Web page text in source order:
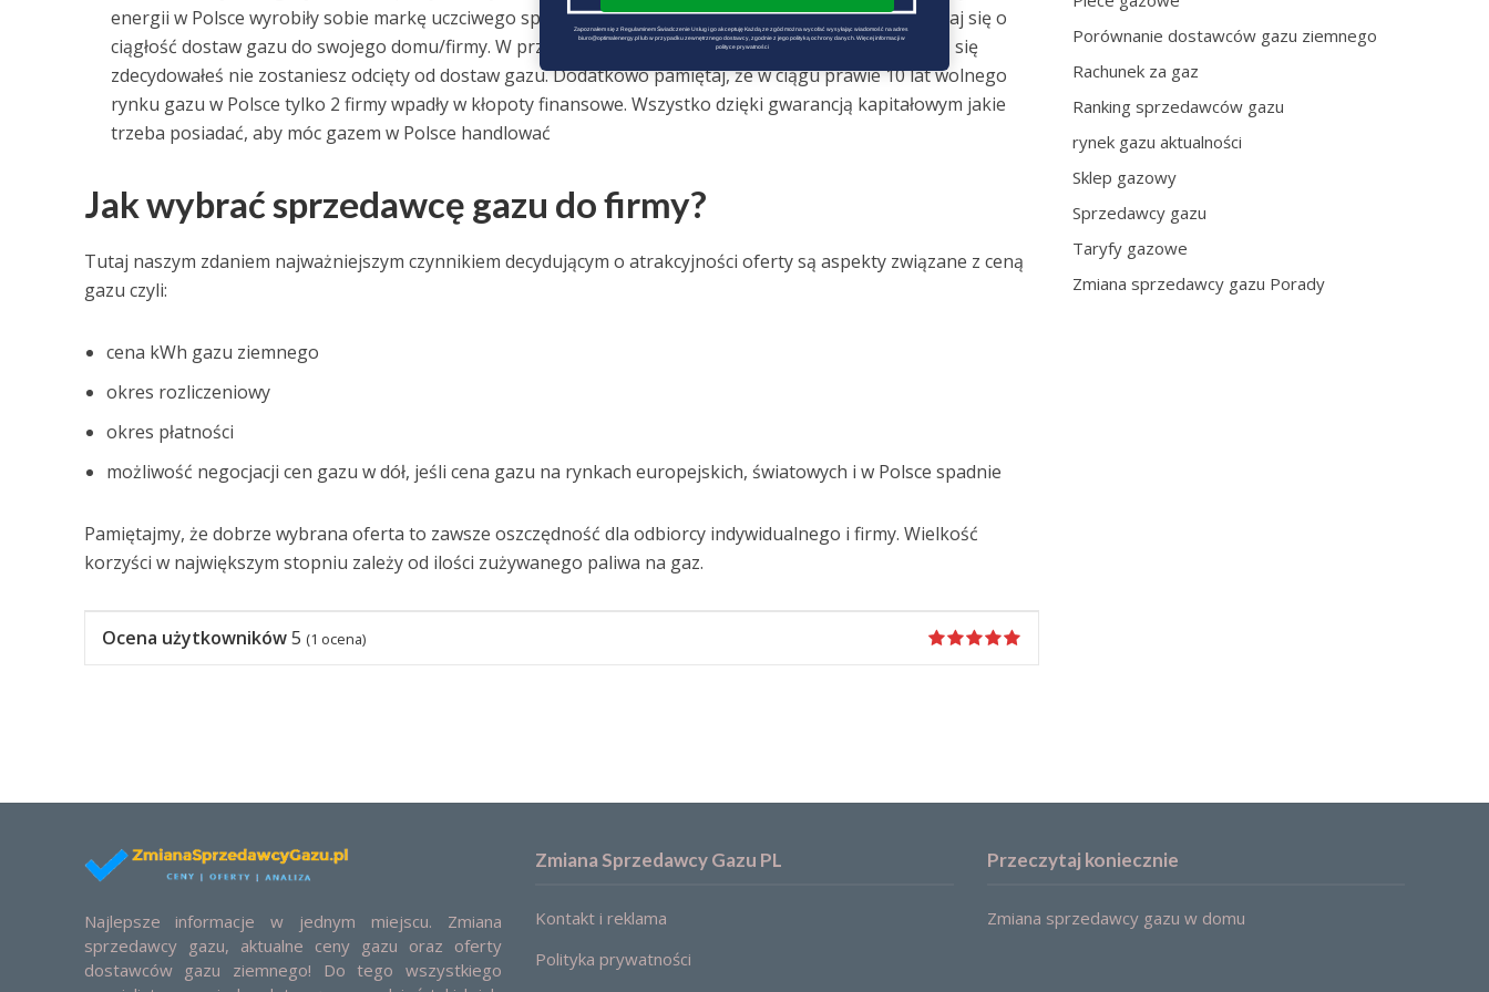
energii w Polsce wyrobiły sobie markę uczciwego sprzedawcy gazu ziemnego. Jednocześnie nie obawiaj się o
ciągłość dostaw gazu do swojego domu/firmy. W przypadku ewentualnych problemów firmy, na którą się
zdecydowałeś nie zostaniesz odcięty od dostaw gazu. Dodatkowo pamiętaj, że w ciągu prawie 10 lat wolnego
rynku gazu w Polsce tylko 2 firmy wpadły w kłopoty finansowe. Wszystko dzięki gwarancją kapitałowym jakie
trzeba posiadać, aby móc gazem w Polsce handlować
Jak wybrać sprzedawcę gazu do firmy?
Tutaj naszym zdaniem najważniejszym czynnikiem decydującym o atrakcyjności oferty są aspekty związane z ceną
gazu czyli:
cena kWh gazu ziemnego
okres rozliczeniowy
okres płatności
możliwość negocjacji cen gazu w dół, jeśli cena gazu na rynkach europejskich, światowych i w Polsce spadnie
Pamiętajmy, że dobrze wybrana oferta to zawsze oszczędność dla odbiorcy indywidualnego i firmy. Wielkość
korzyści w największym stopniu zależy od ilości zużywanego paliwa na gaz.
Ocena użytkowników 5 (1 ocena)
Porównanie dostawców gazu ziemnego
Rachunek za gaz
Ranking sprzedawców gazu
rynek gazu aktualności
Sklep gazowy
Sprzedawcy gazu
Taryfy gazowe
Zmiana sprzedawcy gazu Porady
Najlepsze informacje w jednym miejscu. Zmiana
sprzedawcy gazu, aktualne ceny gazu oraz oferty
dostawców gazu ziemnego! Do tego wszystkiego
Zmiana Sprzedawcy Gazu PL
Kontakt i reklama
Polityka prywatności
Przeczytaj koniecznie
Zmiana sprzedawcy gazu w domu
Zapoznałem się z Regulaminem Świadczenie Usług i go akceptuję Każdą ze zgód można wycofać wysyłając wiadomość na adres
biuro@optimalenergy.pl lub w przypadku zewnętrznego dostawcy, zgodnie z jego polityką ochrony danych. Więcej informacji w
polityce prywatności